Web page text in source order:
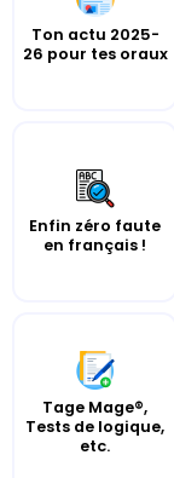
Ton actu 2025-
26 pour tes oraux
Enfin zéro faute
en français !
Tage Mage®,
Tests de logique,
etc.